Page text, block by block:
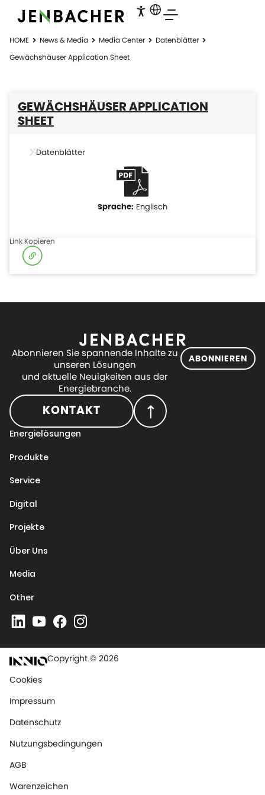
HOME News & Media Media Center
Datenblätter
Gewächshäuser Application Sheet
GEWÄCHSHÄUSER APPLICATION
SHEET
Datenblätter
Englisch
Link Kopieren
Abonnieren Sie spannende Inhalte zu
unseren Lösungen
und aktuelle Neuigkeiten aus der
Energiebranche.
ABONNIEREN
KONTAKT
Energielösungen
Produkte
Service
Digital
Projekte
Über Uns
Media
Other
Copyright © 2026
Cookies
Impressum
Datenschutz
Nutzungsbedingungen
AGB
Warenzeichen